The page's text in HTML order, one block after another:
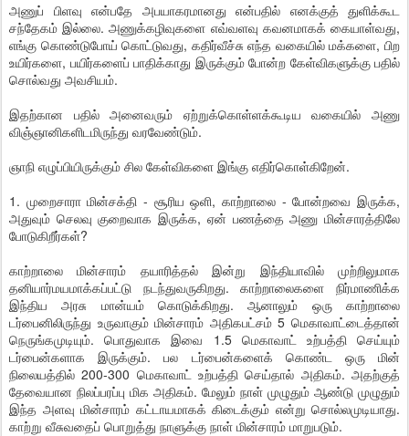
அணுப் பிளவு என்பதே அபயாகரமானது என்பதில் எனக்குத் துளிக்கூட
சந்தேகம் இல்லை. அணுக்கழிவுகளை எவ்வளவு கவனமாகக் கையாள்வது,
எங்கு கொண்டுபோய் கொட்டுவது, கதிர்வீச்சு எந்த வகையில் மக்களை, பிற
உயிர்களை, பயிர்களைப் பாதிக்காது இருக்கும் போன்ற கேள்விகளுக்கு பதில்
சொல்வது அவசியம்.
இதற்கான பதில் அனைவரும் ஏற்றுக்கொள்ளக்கூடிய வகையில் அணு
விஞ்ஞானிகளிடமிருந்து வரவேண்டும்.
ஞாநி எழுப்பியிருக்கும் சில கேள்விகளை இங்கு எதிர்கொள்கிறேன்.
1. முறைசாரா மின்சக்தி - சூரிய ஒளி, காற்றாலை - போன்றவை இருக்க,
அதுவும் செலவு குறைவாக இருக்க, ஏன் பணத்தை அணு மின்சாரத்திலே
போடுகிறீர்கள்?
காற்றாலை மின்சாரம் தயாரித்தல் இன்று இந்தியாவில் முற்றிலுமாக
தனியார்மயமாக்கப்பட்டு நடந்துவருகிறது. காற்றாலைகளை நிர்மாணிக்க
இந்திய அரசு மான்யம் கொடுக்கிறது. ஆனாலும் ஒரு காற்றாலை
டர்பைனிலிருந்து உருவாகும் மின்சாரம் அதிகபட்சம் 5 மெகாவாட்டைத்தான்
நெருங்கமுடியும். பொதுவாக இவை 1.5 மெகாவாட் உற்பத்தி செய்யும்
டர்பைன்களாக இருக்கும். பல டர்பைன்களைக் கொண்ட ஒரு மின்
நிலையத்தில் 200-300 மெகாவாட் உற்பத்தி செய்தால் அதிகம். அதற்குத்
தேவையான நிலப்பரப்பு மிக அதிகம். மேலும் நாள் முழுதும் ஆண்டு முழுதும்
இந்த அளவு மின்சாரம் கட்டாயமாகக் கிடைக்கும் என்று சொல்லமுடியாது.
காற்று வீசுவதைப் பொறுத்து நாளுக்கு நாள் மின்சாரம் மாறுபடும்.